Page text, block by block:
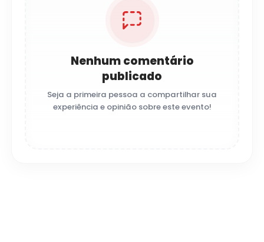
Nenhum comentário
publicado
Seja a primeira pessoa a compartilhar sua
experiência e opinião sobre este evento!